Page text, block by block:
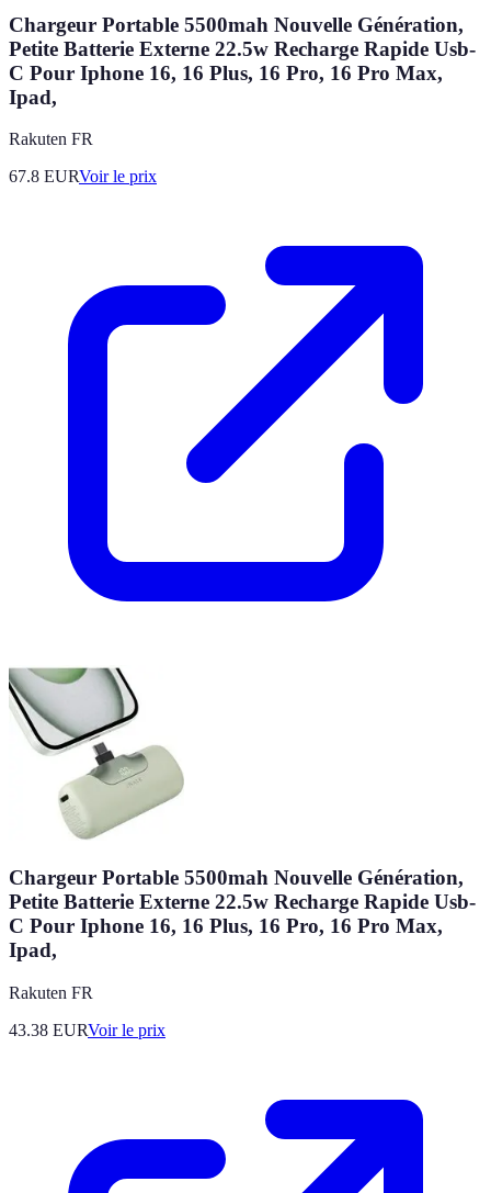
Chargeur Portable 5500mah Nouvelle Génération,
Petite Batterie Externe 22.5w Recharge Rapide Usb-
C Pour Iphone 16, 16 Plus, 16 Pro, 16 Pro Max,
Ipad,
Rakuten FR
67.8 EURVoir le prix
Chargeur Portable 5500mah Nouvelle Génération,
Petite Batterie Externe 22.5w Recharge Rapide Usb-
C Pour Iphone 16, 16 Plus, 16 Pro, 16 Pro Max,
Ipad,
Rakuten FR
43.38 EURVoir le prix